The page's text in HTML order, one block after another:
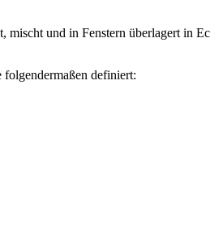
und in Fenstern überlagert in
definiert: